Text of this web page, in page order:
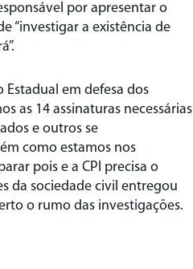
por apresentar o
“investigar a existência de
em defesa dos
as 14 assinaturas necessárias
e outros se
como estamos nos
pois e a CPI precisa o
da sociedade civil entregou
o rumo das investigações.